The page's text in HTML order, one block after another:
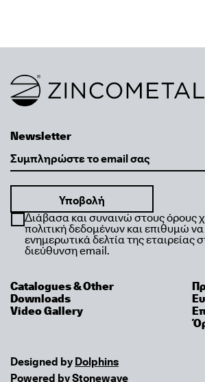
Link to homepage
Newsletter
Διάβασα και συναινώ στους όρους
πολιτική δεδομένων και επιθυμώ
ενημερωτικά δελτία της
διεύθυνση email.
Catalogues & Other
Downloads
Video Gallery
Designed by Dolphins
Powered byStonewave